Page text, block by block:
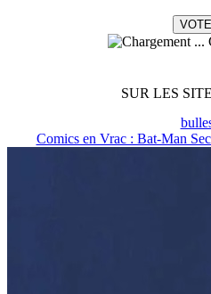
SUR LES
Comics en Vrac : Bat-Man